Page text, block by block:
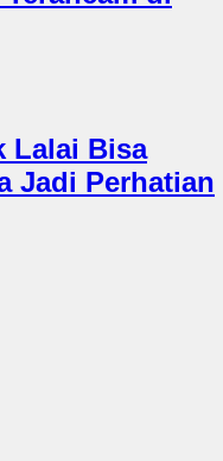
Lalai Bisa
Jadi Perhatian